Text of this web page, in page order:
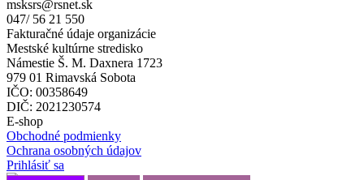
msksrs@rsnet.sk
047/ 56 21 550
Fakturačné údaje organizácie
Mestské kultúrne stredisko
Námestie Š. M. Daxnera 1723
979 01 Rimavská Sobota
IČO: 00358649
DIČ: 2021230574
E-shop
Obchodné podmienky
Ochrana osobných údajov
Prihlásiť sa